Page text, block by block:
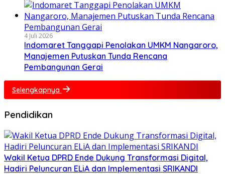
4 Juli 2026
Indomaret Tanggapi Penolakan UMKM Nangaroro,
Manajemen Putuskan Tunda Rencana
Pembangunan Gerai
Selengkapnya
Pendidikan
Wakil Ketua DPRD Ende Dukung Transformasi Digital,
Hadiri Peluncuran ELiA dan Implementasi SRIKANDI